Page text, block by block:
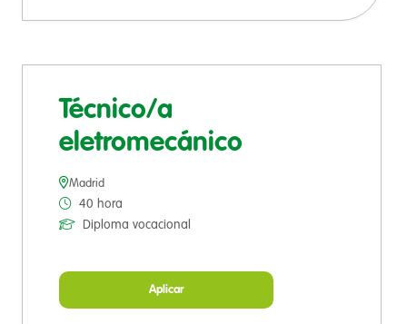
Técnico/a
eletromecánico
Madrid
40 hora
Diploma vocacional
Aplicar